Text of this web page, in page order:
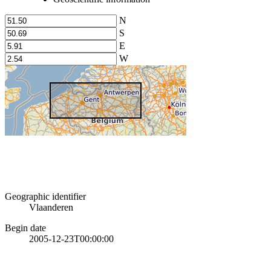
N
S
E
W
Geographic identifier
Vlaanderen
Begin date
2005-12-23T00:00:00